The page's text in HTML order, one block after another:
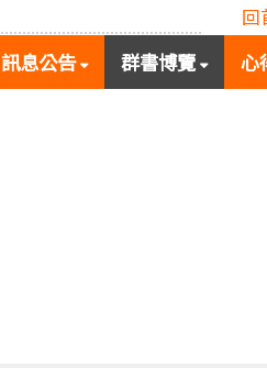
回
訊息公告(按
空
群書博覽(按
空
心